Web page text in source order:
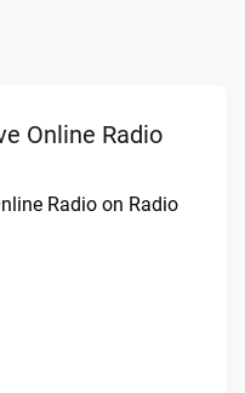
Online Radio
Radio on Radio